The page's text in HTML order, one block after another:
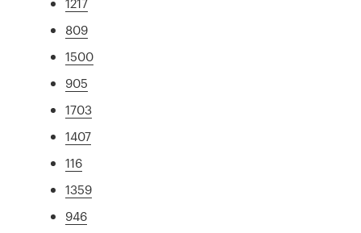
809
1500
905
1703
1407
116
1359
946